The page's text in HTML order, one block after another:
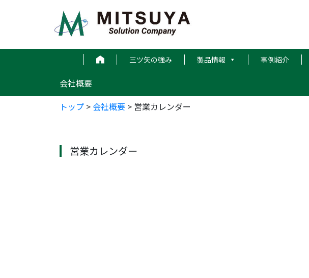
三ツ矢の強み 製品情報 事例紹介
会社概要
トップ > 会社概要 > 営業カレンダー
営業カレンダー